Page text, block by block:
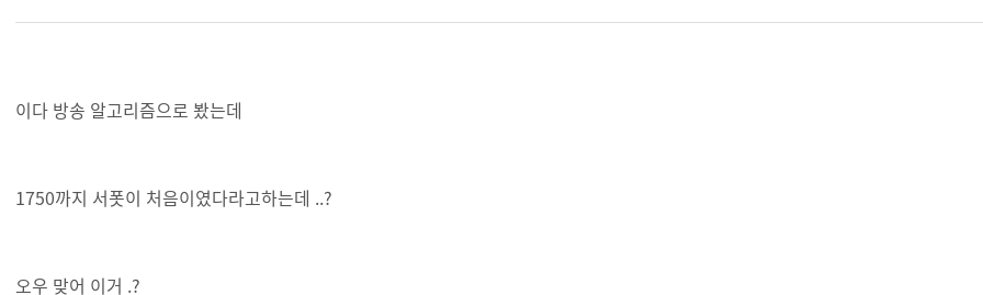
이다 방송 알고리즘으로 봤는데
1750까지 서폿이 처음이였다라고하는데 ..?
오우 맞어 이거 .?